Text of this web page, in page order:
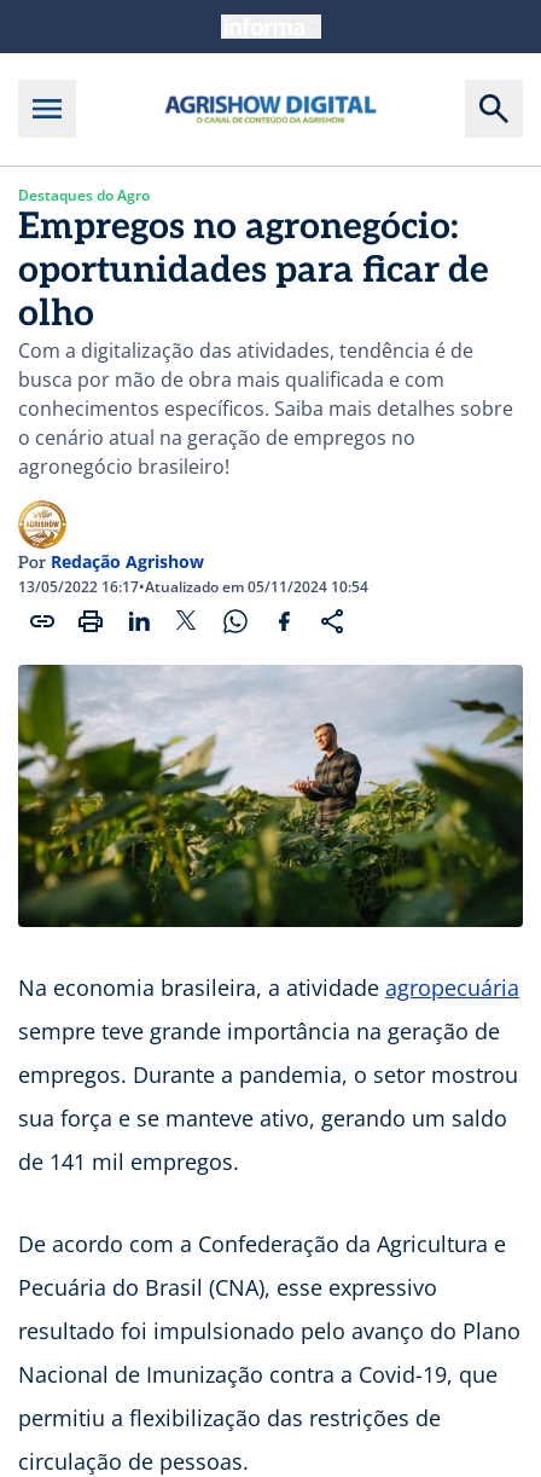
Destaques do Agro
Empregos no agronegócio:
oportunidades para ficar de
olho
Com a digitalização das atividades, tendência é de
busca por mão de obra mais qualificada e com
conhecimentos específicos. Saiba mais detalhes sobre
o cenário atual na geração de empregos no
agronegócio brasileiro!
Por Redação Agrishow
13/05/2022 16:17•Atualizado em 05/11/2024 10:54
Na economia brasileira, a atividade agropecuária
sempre teve grande importância na geração de
empregos. Durante a pandemia, o setor mostrou
sua força e se manteve ativo, gerando um saldo
de 141 mil empregos.
De acordo com a Confederação da Agricultura e
Pecuária do Brasil (CNA), esse expressivo
resultado foi impulsionado pelo avanço do Plano
Nacional de Imunização contra a Covid-19, que
permitiu a flexibilização das restrições de
circulação de pessoas.